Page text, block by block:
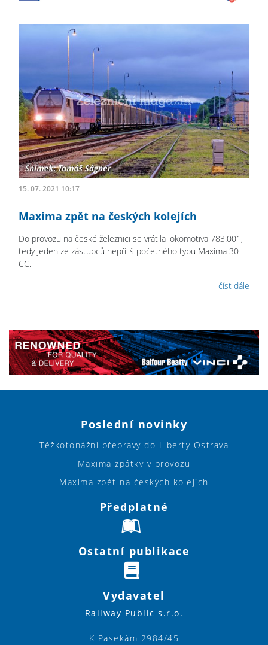
15. 07. 2021 10:17
Maxima zpět na českých kolejích
Do provozu na české železnici se vrátila lokomotiva 783.001,
tedy jeden ze zástupců nepříliš početného typu Maxima 30
CC.
číst dále
Poslední novinky
Těžkotonážní přepravy do Liberty Ostrava
Maxima zpátky v provozu
Maxima zpět na českých kolejích
Předplatné
Ostatní publikace
Vydavatel
Railway Public s.r.o.
K Pasekám 2984/45